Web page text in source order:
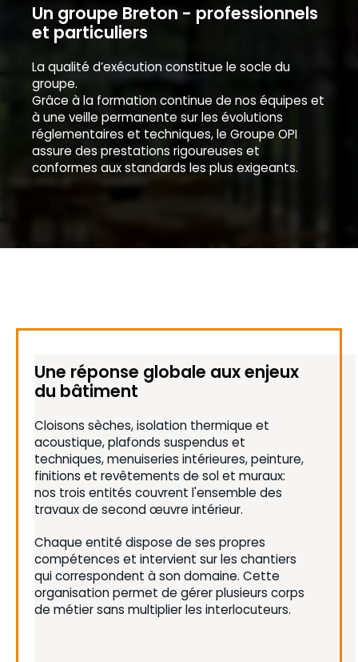
Un groupe Breton - professionnels
et particuliers
La qualité d’exécution constitue le socle du
groupe.
Grâce à la formation continue de nos équipes et
à une veille permanente sur les évolutions
réglementaires et techniques, le Groupe OPI
assure des prestations rigoureuses et
conformes aux standards les plus exigeants.
Une réponse globale aux enjeux
du bâtiment
Cloisons sèches, isolation thermique et
acoustique, plafonds suspendus et
techniques, menuiseries intérieures, peinture,
finitions et revêtements de sol et muraux:
nos trois entités couvrent l'ensemble des
travaux de second œuvre intérieur.
Chaque entité dispose de ses propres
compétences et intervient sur les chantiers
qui correspondent à son domaine. Cette
organisation permet de gérer plusieurs corps
de métier sans multiplier les interlocuteurs.